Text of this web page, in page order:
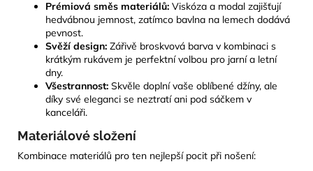
Prémiová směs materiálů: Viskóza a modal zajišťují
hedvábnou jemnost, zatímco bavlna na lemech dodává
pevnost.
Svěží design: Zářivě broskvová barva v kombinaci s
krátkým rukávem je perfektní volbou pro jarní a letní
dny.
Všestrannost: Skvěle doplní vaše oblíbené džíny, ale
díky své eleganci se neztratí ani pod sáčkem v
kanceláři.
Materiálové složení
Kombinace materiálů pro ten nejlepší pocit při nošení: